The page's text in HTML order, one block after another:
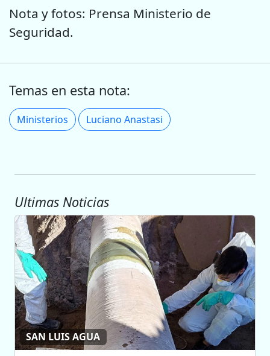
Nota y fotos: Prensa Ministerio de
Seguridad.
Temas en esta nota:
Ministerios Luciano Anastasi
Ultimas Noticias
SAN LUIS AGUA